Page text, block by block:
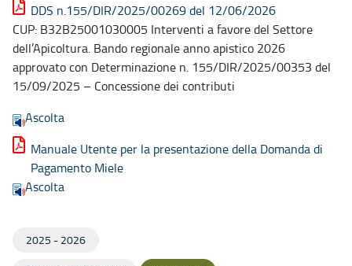
DDS n.155/DIR/2025/00269 del 12/06/2026
CUP: B32B25001030005 Interventi a favore del Settore
dell’Apicoltura. Bando regionale anno apistico 2026
approvato con Determinazione n. 155/DIR/2025/00353 del
15/09/2025 – Concessione dei contributi
Ascolta
Manuale Utente per la presentazione della Domanda di
Pagamento Miele
Ascolta
2025 - 2026